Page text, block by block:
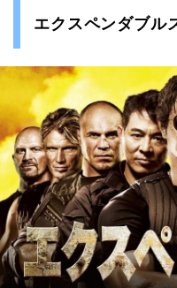
エクスペンダブル